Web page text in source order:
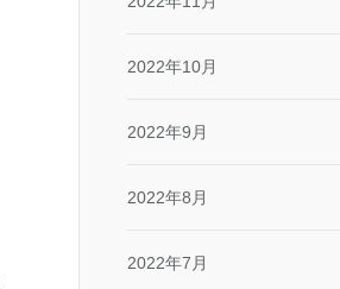
2022年10月
2022年9月
2022年8月
2022年7月